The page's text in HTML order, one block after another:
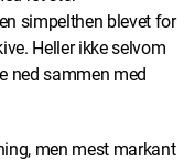
simpelthen blevet for
Heller ikke selvom
ned sammen med
men mest markant